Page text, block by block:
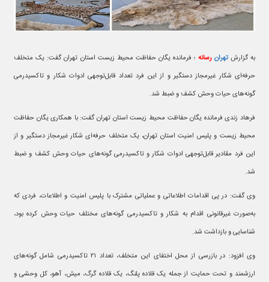
به گزارش تهرانرسانه ؛ فرمانده یگان حفاظت محیط زیست استان تهران گفت: یک متخلف
حرفه‌ای شکار غیرمجاز دستگیر و از این فرد تعداد قابل‌توجهی ادوات شکار و تاکسیدرمی
گونه‌های حیات وحش کشف و ضبط شد.
فرهاد زندی فرمانده یگان حفاظت محیط زیست استان تهران گفت: با همکاری یگان حفاظت
محیط زیست و پلیس امنیت استان تهران، یک متخلف حرفه‌ای شکار غیرمجاز دستگیر و از
این فرد مقادیر قابل‌توجهی ادوات شکار و تاکسیدرمی گونه‌های حیات وحش کشف و ضبط
شد.
وی گفت: در پی اقدامات اطلاعاتی و عملیاتی مشترک با پلیس امنیت و اطلاعات، فردی که
به‌صورت غیرقانونی اقدام به شکار و تاکسیدرمی گونه‌های مختلف حیات وحش کرده بود،
شناسایی و بازداشت شد.
وی افزود: در بازرسی از محل اختفای این متخلف، تعداد ۲۱ تاکسیدرمی شامل گونه‌های
ارزشمند و تحت حمایت از جمله یک قلاده پلنگ، یک قلاده گرگ، میش، آهو، کل وحشی و